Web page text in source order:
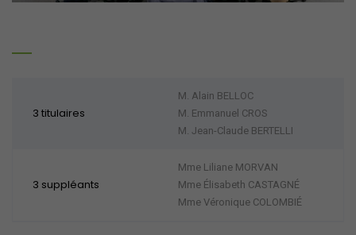
3 titulaires
M. Alain BELLOC
M. Emmanuel CROS
M. Jean-Claude BERTELLI
3 suppléants
Mme Liliane MORVAN
Mme Élisabeth CASTAGNÉ
Mme Véronique COLOMBIÉ